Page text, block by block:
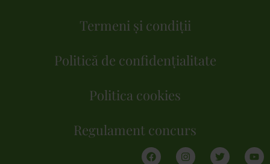
Termeni și condiții
Politică de confidențialitate
Politica cookies
Regulament concurs